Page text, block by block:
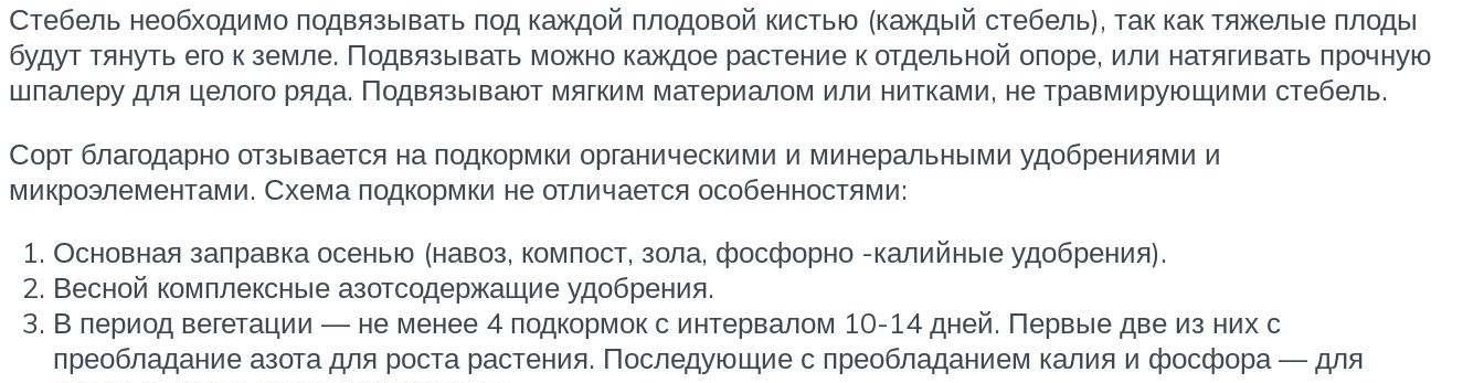
Стебель необходимо подвязывать под каждой плодовой кистью (каждый стебель), так как тяжелые плоды
будут тянуть его к земле. Подвязывать можно каждое растение к отдельной опоре, или натягивать прочную
шпалеру для целого ряда. Подвязывают мягким материалом или нитками, не травмирующими стебель.
Сорт благодарно отзывается на подкормки органическими и минеральными удобрениями и
микроэлементами. Схема подкормки не отличается особенностями:
Основная заправка осенью (навоз, компост, зола, фосфорно -калийные удобрения).
Весной комплексные азотсодержащие удобрения.
В период вегетации — не менее 4 подкормок с интервалом 10-14 дней. Первые две из них с
преобладание азота для роста растения. Последующие с преобладанием калия и фосфора — для